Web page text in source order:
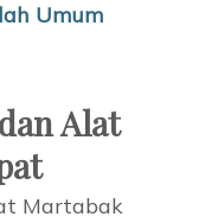
Umum
Alat